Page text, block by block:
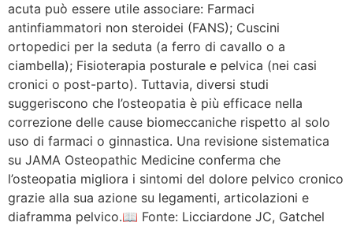
acuta può essere utile associare: Farmaci
antinfiammatori non steroidei (FANS); Cuscini
ortopedici per la seduta (a ferro di cavallo o a
ciambella); Fisioterapia posturale e pelvica (nei casi
cronici o post-parto). Tuttavia, diversi studi
suggeriscono che l’osteopatia è più efficace nella
correzione delle cause biomeccaniche rispetto al solo
uso di farmaci o ginnastica. Una revisione sistematica
su JAMA Osteopathic Medicine conferma che
l’osteopatia migliora i sintomi del dolore pelvico cronico
grazie alla sua azione su legamenti, articolazioni e
diaframma pelvico.📖 Fonte: Licciardone JC, Gatchel